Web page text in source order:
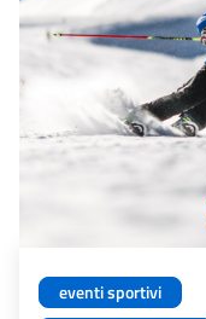
eventi sportivi